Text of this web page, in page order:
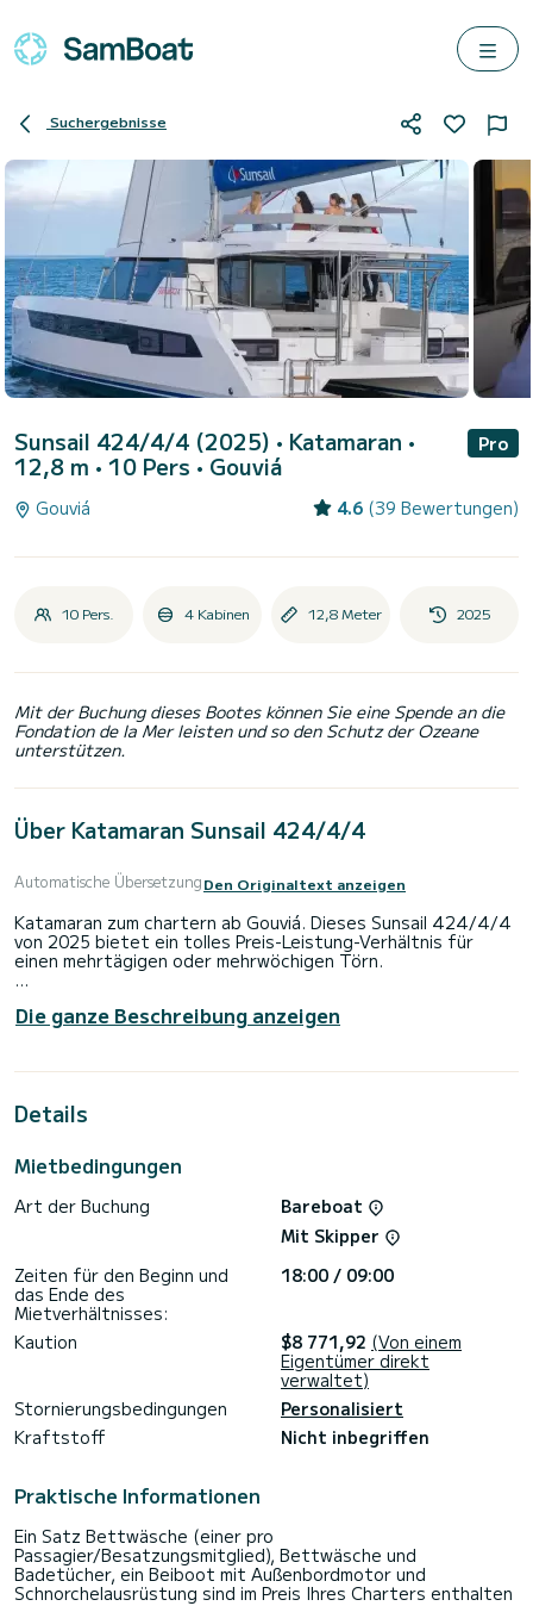
Suchergebnisse
Sunsail 424/4/4 (2025) • Katamaran •
12,8 m • 10 Pers • Gouviá
Pro
Gouviá 4.6 (39 Bewertungen)
10 Pers. 4 Kabinen 12,8 Meter 2025
Mit der Buchung dieses Bootes können Sie eine Spende an die
Fondation de la Mer leisten und so den Schutz der Ozeane
unterstützen.
Über Katamaran Sunsail 424/4/4
Automatische ÜbersetzungDen Originaltext anzeigen
Katamaran zum chartern ab Gouviá. Dieses Sunsail 424/4/4
von 2025 bietet ein tolles Preis-Leistung-Verhältnis für
einen mehrtägigen oder mehrwöchigen Törn.
Kapazität von 10 Personen. Mit einer Gesamtlänge von 13
Metern wird es Ihr perfekter Begleiter sein, um einen
Gouviá zu verbringen.
Für Ihren Komfort verfügt über 4 Toiletten mit Dusche
einem Rollgenua ausgestattet. Es ist unter anderem mit
Entsalzungsanlage, Klimaanlage, Elektrowinch,
Zögern Sie nicht, ein persönliches Angebot anzufordern.
Unser Team berät Sie gerne zu all Ihren Fragen rund um Ihren
Die ganze Beschreibung anzeigen
Details
Mietbedingungen
Art der Buchung
Bareboat
Mit Skipper
Zeiten für den Beginn und
das Ende des
Mietverhältnisses:
18:00 / 09:00
Kaution $8 771,92 (Von einem
Eigentümer direkt
verwaltet)
Stornierungsbedingungen
Personalisiert
Kraftstoff
Nicht inbegriffen
Praktische Informationen
Ein Satz Bettwäsche (einer pro
Passagier/Besatzungsmitglied), Bettwäsche und
Badetücher, ein Beiboot mit Außenbordmotor und
Schnorchelausrüstung sind im Preis Ihres Charters enthalten